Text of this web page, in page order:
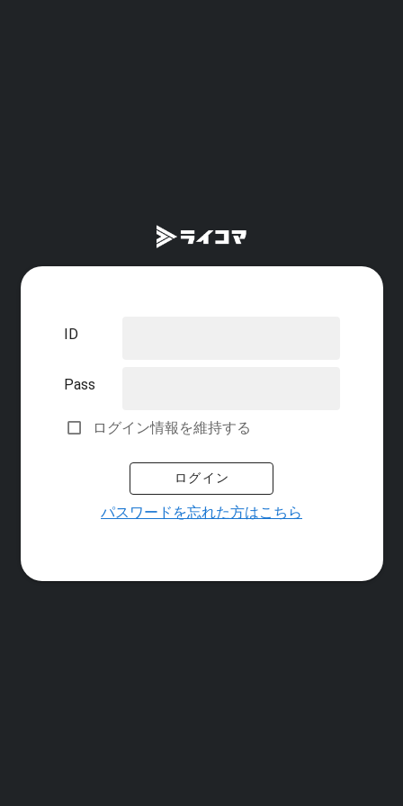
ID
Pass
ログイン情報を維持する
ログイン
パスワードを忘れた方はこちら